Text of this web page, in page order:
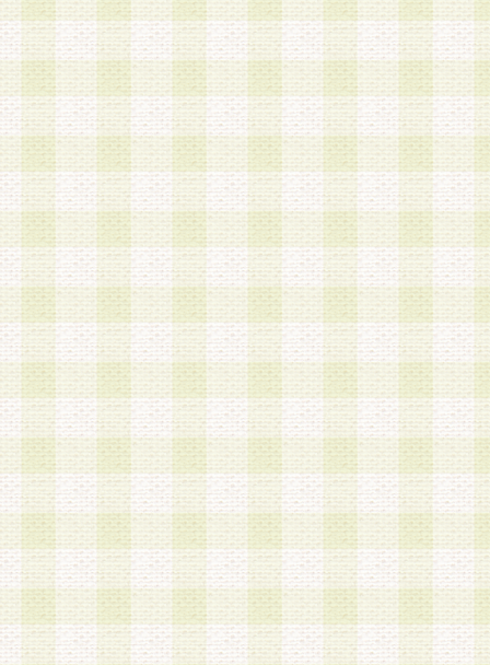
a.既に登録されている会員と同一のメールアドレ
録する場合
b.本サービスと同様のサービスを提供している企
業に従事していると思われる本人またはその家族
場合
c.その他当社が不適切と判断する場合
2.当社は、会員登録希望者を会員として承認する
した 場合、会員登録希望者による会員登録手続
による承認後の場合であっても、会員登録の取り
の抹消を、当社が適切と判 断する方法・手段に
とができるものとします。
3.会員登録希望者が18歳未満、成年被後見人、被
人 である場合は、親権者などの法定代理人の同
録を行うものとします。なお、義務教育学齢に該
者については、登録時に 当社が別途定める方法
権者による承認手続きを行うものとします。
第3条 会員の登録方法
1.会員登録手続きは、会員登録希望者本人が行う
る登録は一切認められないものとします。
2.会員登録希望者は、本規約に同意の後、当社指
画 面」において、当社が指定する必要事項を入